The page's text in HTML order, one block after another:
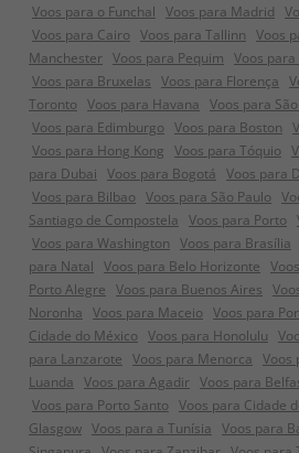
Voos para o Funchal Voos para Madrid
Voos para Cairo Voos para Tallinn Voos
Manchester Voos para Pequim Voos
Voos para Bruxelas Voos para Florença
Toronto Voos para Havana Voos para
Voos para Edimburgo Voos para Boston
Voos para Hong Kong Voos para Tóquio
para Dubai Voos para Bogotá Voos para
Voos para Bilbao Voos para São Paulo
Santiago de Compostela Voos para Porto
Voos para Washington Voos para Brasília
para Natal Voos para Belo Horizonte
Porto Alegre Voos para Buenos Aires
Noronha Voos para Maceio Voos para
Cidade do México Voos para Honolulu
para Lanzarote Voos para Menorca Voos
Luanda Voos para Agadir Voos para
Voos para Porto Santo Voos para Cidade
Glasgow Voos para a Tunísia Voos para